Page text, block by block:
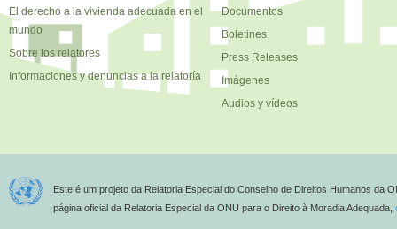
El derecho a la vivienda adecuada en el
mundo
Sobre los relatores
Informaciones y denuncias a la relatoría
Documentos
Boletines
Press Releases
Imágenes
Audios y vídeos
Este é um projeto da Relatoria Especial do Conselho de Direitos Humanos da
página oficial da Relatoria Especial da ONU para o Direito à Moradia Adequada,